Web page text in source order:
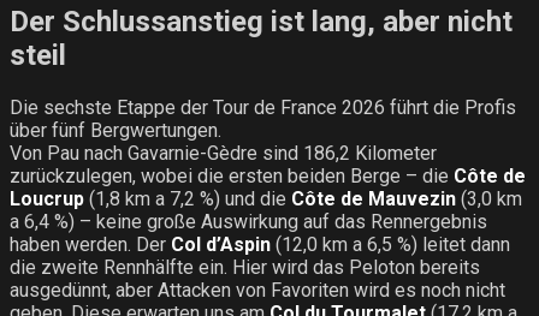
Der Schlussanstieg ist lang, aber nicht
steil
Die sechste Etappe der Tour de France 2026 führt die Profis
über fünf Bergwertungen.
Von Pau nach Gavarnie-Gèdre sind 186,2 Kilometer
zurückzulegen, wobei die ersten beiden Berge – die Côte de
Loucrup (1,8 km a 7,2 %) und die Côte de Mauvezin (3,0 km
a 6,4 %) – keine große Auswirkung auf das Rennergebnis
haben werden. Der Col d’Aspin (12,0 km a 6,5 %) leitet dann
die zweite Rennhälfte ein. Hier wird das Peloton bereits
ausgedünnt, aber Attacken von Favoriten wird es noch nicht